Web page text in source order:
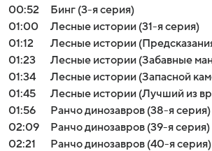
00:52
Бинг (3-я серия)
01:00
Лесные истории (31-я серия)
01:12
Лесные истории
01:23
Лесные истории (Забавные
01:34
Лесные истории (Запасной
01:45
Лесные истории (Лучший из
01:56
Ранчо динозавров (38-я серия)
02:09
Ранчо динозавров (39-я серия)
02:21
Ранчо динозавров (40-я серия)